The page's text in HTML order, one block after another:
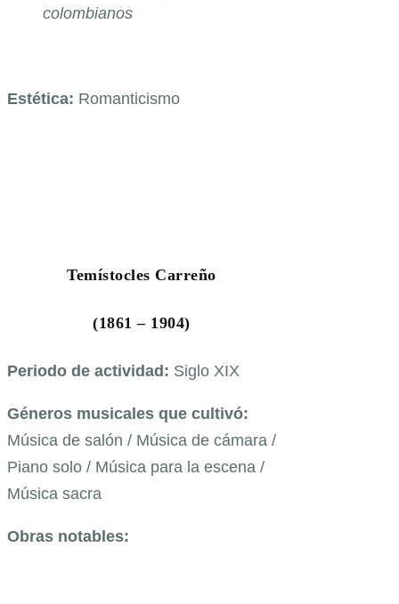
colombianos
Estética: Romanticismo
Temístocles Carreño
(1861 – 1904)
Periodo de actividad: Siglo XIX
Géneros musicales que cultivó:
Música de salón / Música de cámara /
Piano solo / Música para la escena /
Música sacra
Obras notables: